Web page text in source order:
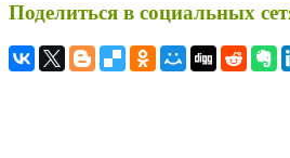
Поделиться в социальных